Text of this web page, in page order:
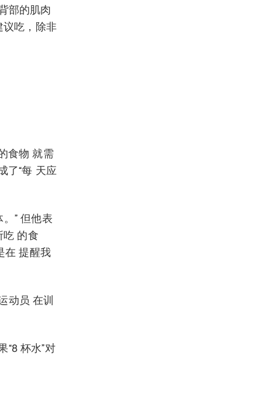
部的肌肉
议吃，除非
食物 就需
了“每 天应
” 但他表
吃 的食
在 提醒我
动员 在训
“8 杯水”对